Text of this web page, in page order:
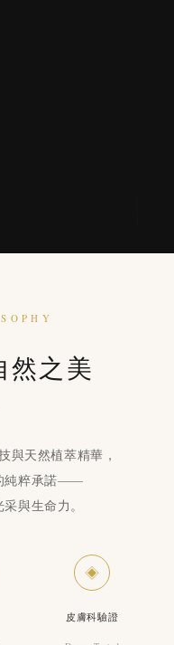
然之美
與天然植萃精華，
純粹承諾——
與生命力。
◈
皮膚科驗證